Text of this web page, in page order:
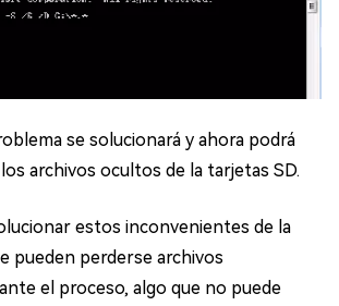
se solucionará y ahora podrá
archivos ocultos de la tarjetas SD.
estos inconvenientes de la
pueden perderse archivos
el proceso, algo que no puede